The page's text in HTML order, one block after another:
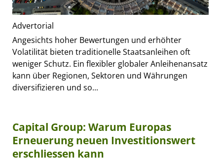
Advertorial
Angesichts hoher Bewertungen und erhöhter
Volatilität bieten traditionelle Staatsanleihen oft
weniger Schutz. Ein flexibler globaler Anleihenansatz
kann über Regionen, Sektoren und Währungen
diversifizieren und so...
Capital Group: Warum Europas
Erneuerung neuen Investitionswert
erschliessen kann